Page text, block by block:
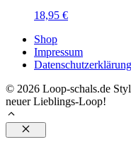
18,95 €
Shop
Impressum
Datenschutzerklärung
© 2026 Loop-schals.de
neuer Lieblings-Loop!
Schließen